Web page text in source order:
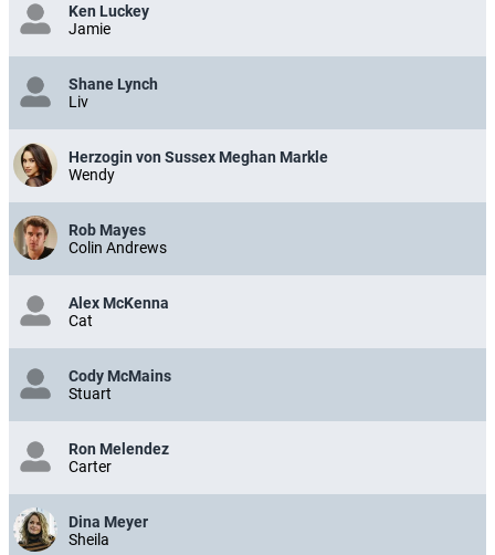
Ken Luckey
Jamie
Shane Lynch
Liv
Herzogin von Sussex Meghan Markle
Wendy
Rob Mayes
Colin Andrews
Alex McKenna
Cat
Cody McMains
Stuart
Ron Melendez
Carter
Dina Meyer
Sheila